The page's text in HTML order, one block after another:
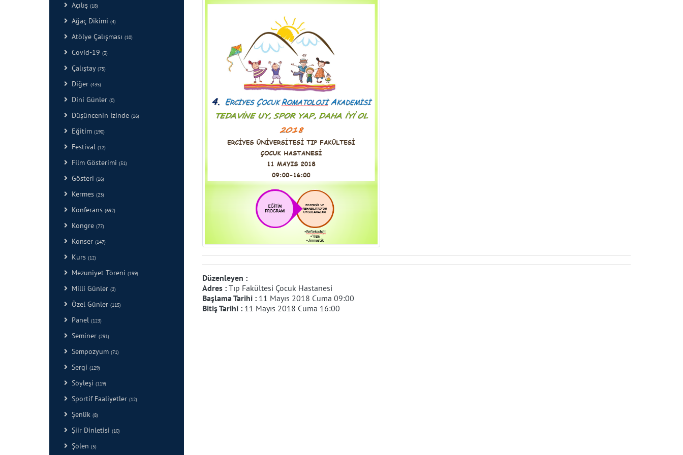
Açılış (18)
Ağaç Dikimi (4)
Atölye Çalışması (10)
Covid-19 (3)
Çalıştay (75)
Diğer (435)
Dini Günler (0)
Düşüncenin İzinde (16)
Eğitim (190)
Festival (12)
Film Gösterimi (51)
Gösteri (16)
Kermes (23)
Konferans (692)
Kongre (77)
Konser (147)
Kurs (12)
Mezuniyet Töreni (199)
Milli Günler (2)
Özel Günler (115)
Panel (123)
Seminer (291)
Sempozyum (71)
Sergi (129)
Söyleşi (119)
Sportif Faaliyetler (12)
Şenlik (8)
Şiir Dinletisi (10)
Şölen (5)
Düzenleyen :
Adres : Tıp Fakültesi Çocuk Hastanesi
Başlama Tarihi : 11 Mayıs 2018 Cuma 09:00
Bitiş Tarihi : 11 Mayıs 2018 Cuma 16:00